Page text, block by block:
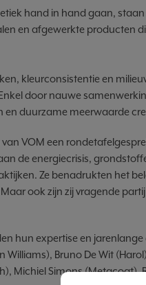
hand in hand gaan,
en afgewerkte producten
kleurconsistentie en
door nauwe
en duurzame meerwaarde
VOM een
de energiecrisis,
Ze benadrukten het
ook zijn zij vragende
hun expertise en
Williams), Bruno De Wit
Michiel Simons (Metacoat),